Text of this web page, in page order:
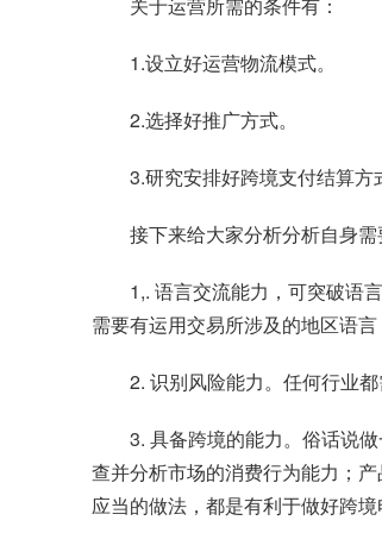
1.设立好运营物流模式。
2.选择好推广方式。
3.研究安排好跨境支付结算方
接下来给大家分析分析自身需
1,. 语言交流能力，可突破语
需要有运用交易所涉及的地区语
2. 识别风险能力。任何行业
3. 具备跨境的能力。俗话说
查并分析市场的消费行为能力；
应当的做法，都是有利于做好跨境